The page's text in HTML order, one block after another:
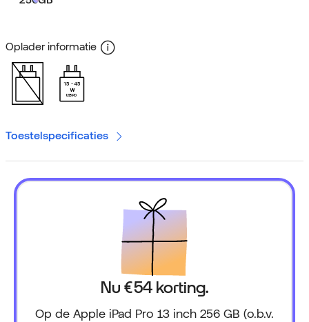
Oplader informatie
15
45
W
USB PD
Toestelspecificaties
Nu € 54 korting.
Op de Apple iPad Pro 13 inch 256 GB (o.b.v.